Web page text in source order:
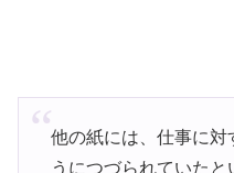
他の紙には、仕事に対
うにつづられていたと